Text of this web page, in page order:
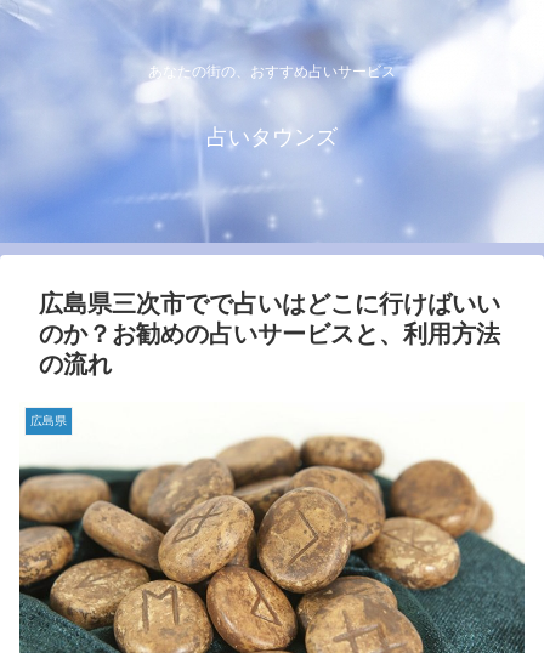
あなたの街の、おすすめ占いサービス
占いタウンズ
広島県三次市でで占いはどこに行けばいい
のか？お勧めの占いサービスと、利用方法
の流れ
広島県